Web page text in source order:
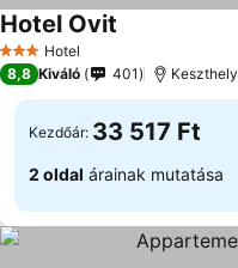
3 Kategória
Hotel
Hotel Ovit
8,8 Kiváló 401
Kezdőár: 33 517 Ft
2 oldal árainak mutatása